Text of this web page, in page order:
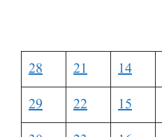
28 21 14
29
22 15